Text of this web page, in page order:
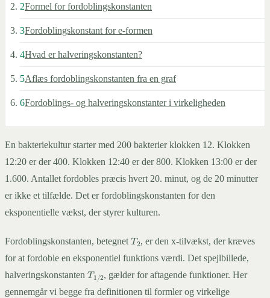
2Formel for fordoblingskonstanten
3Fordoblingskonstant for e-formen
4Hvad er halveringskonstanten?
5Aflæs fordoblingskonstanten fra en graf
6Fordoblings- og halveringskonstanter i virkeligheden
En bakteriekultur starter med 200 bakterier klokken 12. Klokken
12:20 er der 400. Klokken 12:40 er der 800. Klokken 13:00 er der
1.600. Antallet fordobles præcis hvert 20. minut, og de 20 minutter
er ikke et tilfælde. Det er fordoblingskonstanten for den
eksponentielle vækst, der styrer kulturen.
Fordoblingskonstanten, betegnet
, er den x-tilvækst, der kræves
for at fordoble en eksponentiel funktions værdi. Det spejlbillede,
halveringskonstanten
, gælder for aftagende funktioner. Her
gennemgår vi begge fra definitionen til formler og virkelige